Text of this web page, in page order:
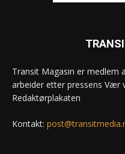
Transit Magasin er medlem
arbeider etter pressens Vær
Redaktørplakaten
Kontakt: